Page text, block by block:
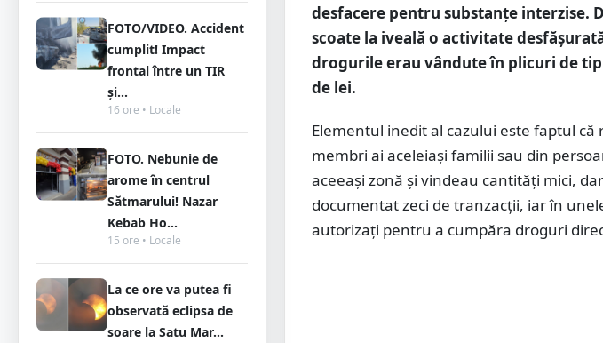
FOTO/VIDEO. Accident
cumplit! Impact
frontal între un TIR
și...
16 ore • Locale
FOTO. Nebunie de
arome în centrul
Sătmarului! Nazar
Kebab Ho...
15 ore • Locale
La ce ore va putea fi
observată eclipsa de
soare la Satu Mar...
desfacere pentru substanțe interzise.
scoate la iveală o activitate
drogurile erau vândute în plicuri de
de lei.
Elementul inedit al cazului este faptul
membri ai aceleiași familii sau din
aceeași zonă și vindeau cantități mici,
documentat zeci de tranzacții, iar în
autorizați pentru a cumpăra droguri